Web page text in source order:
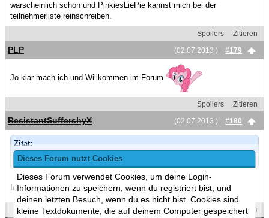
Dieses Forum nutzt Cookies
Dieses Forum verwendet Cookies, um deine Login-
Informationen zu speichern, wenn du registriert bist, und
deinen letzten Besuch, wenn du es nicht bist. Cookies sind
kleine Textdokumente, die auf deinem Computer gespeichert
warscheinlich schon und PinkiesLiePie kannst mich bei der
teilnehmerliste reinschreiben.
Spoilers
Zitieren
(02.07.2013 )
#179
PLP
Jo klar mach ich und Willkommen im Forum
Spoilers
Zitieren
(02.07.2013 )
#180
ResistantSuffershyX
Zitat:
@ In5an1ty Ja sag doch wieso [Bild: cl-pp-concern.png]
Ich glaub der selbe Grund warum du kein Stronghold magst
Spoilers Zitieren